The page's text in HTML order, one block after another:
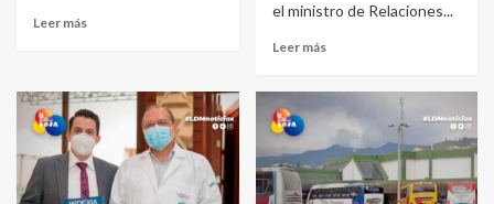
Leer más
el ministro de Relaciones...
Leer más